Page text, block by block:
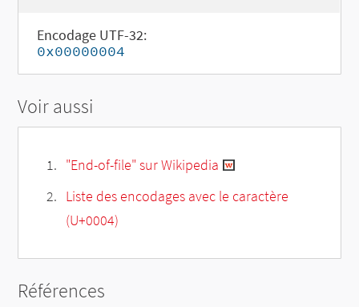
Encodage UTF-32:
0x00000004
Voir aussi
"End-of-file" sur Wikipedia
Liste des encodages avec le caractère
(U+0004)
Références